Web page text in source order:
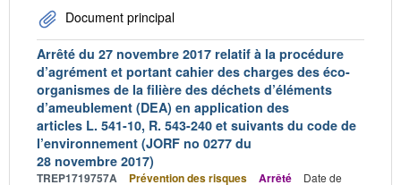
Document principal
Arrêté du 27 novembre 2017 relatif à la procédure
d’agrément et portant cahier des charges des éco-
organismes de la filière des déchets d’éléments
d’ameublement (DEA) en application des
articles L. 541-10, R. 543-240 et suivants du code de
l’environnement (JORF no 0277 du
28 novembre 2017)
TREP1719757A Prévention des risques Arrêté
Date de